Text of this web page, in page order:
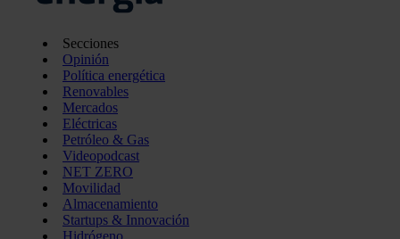
Secciones
Opinión
Política energética
Renovables
Mercados
Eléctricas
Petróleo & Gas
Videopodcast
NET ZERO
Movilidad
Almacenamiento
Startups & Innovación